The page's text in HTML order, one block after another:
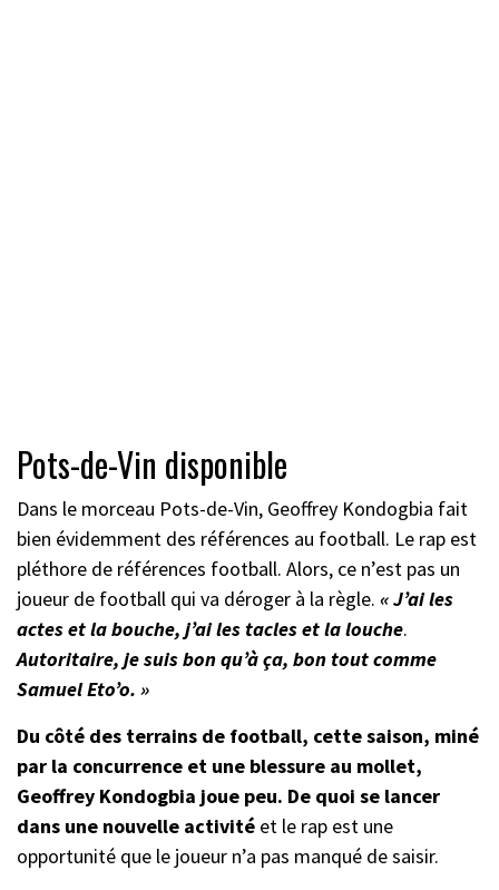
Pots-de-Vin disponible
Dans le morceau Pots-de-Vin, Geoffrey Kondogbia fait
bien évidemment des références au football. Le rap est
pléthore de références football. Alors, ce n’est pas un
joueur de football qui va déroger à la règle. « J’ai les
actes et la bouche, j’ai les tacles et la louche.
Autoritaire, je suis bon qu’à ça, bon tout comme
Samuel Eto’o. »
Du côté des terrains de football, cette saison, miné
par la concurrence et une blessure au mollet,
Geoffrey Kondogbia joue peu. De quoi se lancer
dans une nouvelle activité et le rap est une
opportunité que le joueur n’a pas manqué de saisir.